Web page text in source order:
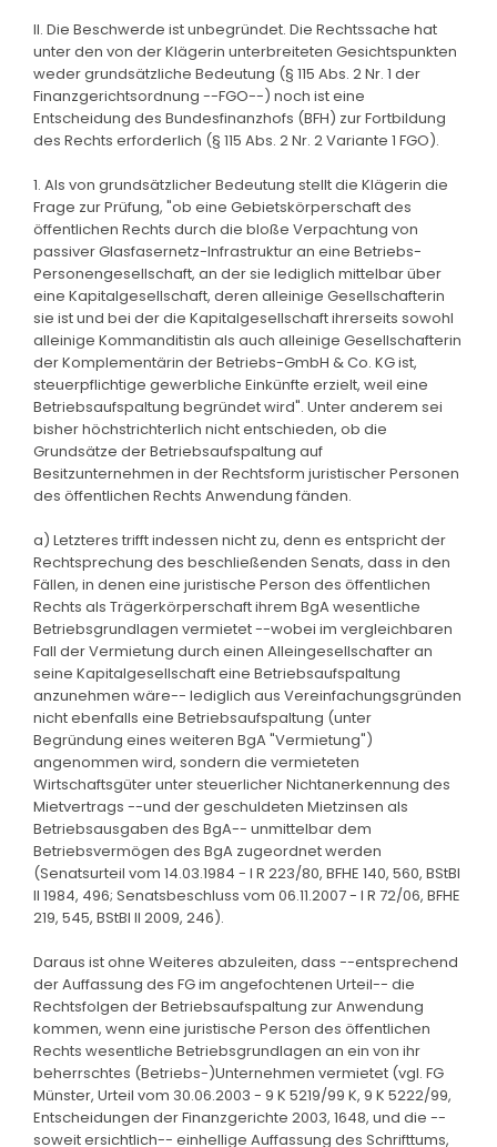
II. Die Beschwerde ist unbegründet. Die Rechtssache hat
unter den von der Klägerin unterbreiteten Gesichtspunkten
weder grundsätzliche Bedeutung (§ 115 Abs. 2 Nr. 1 der
Finanzgerichtsordnung --FGO--) noch ist eine
Entscheidung des Bundesfinanzhofs (BFH) zur Fortbildung
des Rechts erforderlich (§ 115 Abs. 2 Nr. 2 Variante 1 FGO).
1. Als von grundsätzlicher Bedeutung stellt die Klägerin die
Frage zur Prüfung, "ob eine Gebietskörperschaft des
öffentlichen Rechts durch die bloße Verpachtung von
passiver Glasfasernetz-Infrastruktur an eine Betriebs-
Personengesellschaft, an der sie lediglich mittelbar über
eine Kapitalgesellschaft, deren alleinige Gesellschafterin
sie ist und bei der die Kapitalgesellschaft ihrerseits sowohl
alleinige Kommanditistin als auch alleinige Gesellschafterin
der Komplementärin der Betriebs-GmbH & Co. KG ist,
steuerpflichtige gewerbliche Einkünfte erzielt, weil eine
Betriebsaufspaltung begründet wird". Unter anderem sei
bisher höchstrichterlich nicht entschieden, ob die
Grundsätze der Betriebsaufspaltung auf
Besitzunternehmen in der Rechtsform juristischer Personen
des öffentlichen Rechts Anwendung fänden.
a) Letzteres trifft indessen nicht zu, denn es entspricht der
Rechtsprechung des beschließenden Senats, dass in den
Fällen, in denen eine juristische Person des öffentlichen
Rechts als Trägerkörperschaft ihrem BgA wesentliche
Betriebsgrundlagen vermietet --wobei im vergleichbaren
Fall der Vermietung durch einen Alleingesellschafter an
seine Kapitalgesellschaft eine Betriebsaufspaltung
anzunehmen wäre-- lediglich aus Vereinfachungsgründen
nicht ebenfalls eine Betriebsaufspaltung (unter
Begründung eines weiteren BgA "Vermietung")
angenommen wird, sondern die vermieteten
Wirtschaftsgüter unter steuerlicher Nichtanerkennung des
Mietvertrags --und der geschuldeten Mietzinsen als
Betriebsausgaben des BgA-- unmittelbar dem
Betriebsvermögen des BgA zugeordnet werden
(Senatsurteil vom 14.03.1984 - I R 223/80, BFHE 140, 560, BStBl
II 1984, 496; Senatsbeschluss vom 06.11.2007 - I R 72/06, BFHE
219, 545, BStBl II 2009, 246).
Daraus ist ohne Weiteres abzuleiten, dass --entsprechend
der Auffassung des FG im angefochtenen Urteil-- die
Rechtsfolgen der Betriebsaufspaltung zur Anwendung
kommen, wenn eine juristische Person des öffentlichen
Rechts wesentliche Betriebsgrundlagen an ein von ihr
beherrschtes (Betriebs-)Unternehmen vermietet (vgl. FG
Münster, Urteil vom 30.06.2003 - 9 K 5219/99 K, 9 K 5222/99,
Entscheidungen der Finanzgerichte 2003, 1648, und die --
soweit ersichtlich-- einhellige Auffassung des Schrifttums,